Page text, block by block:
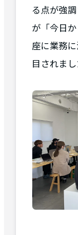
る点が強
が「今日
座に業務
目されまし